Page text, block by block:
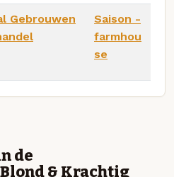
Gebrouwen
Saison -
farmhou
se
de
& Krachtig